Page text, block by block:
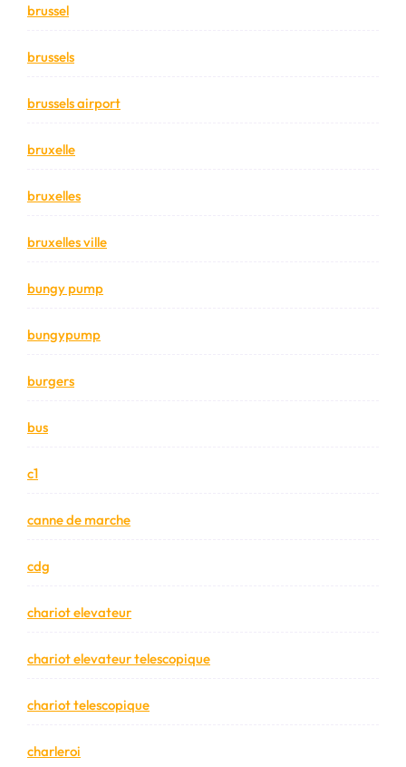
brussel
brussels
brussels airport
bruxelle
bruxelles
bruxelles ville
bungy pump
bungypump
burgers
bus
c1
canne de marche
cdg
chariot elevateur
chariot elevateur telescopique
chariot telescopique
charleroi